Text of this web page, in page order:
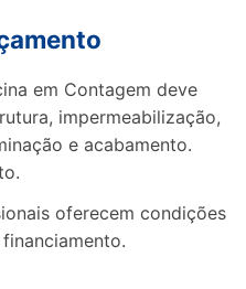
em Contagem deve
impermeabilização,
e acabamento.
oferecem condições